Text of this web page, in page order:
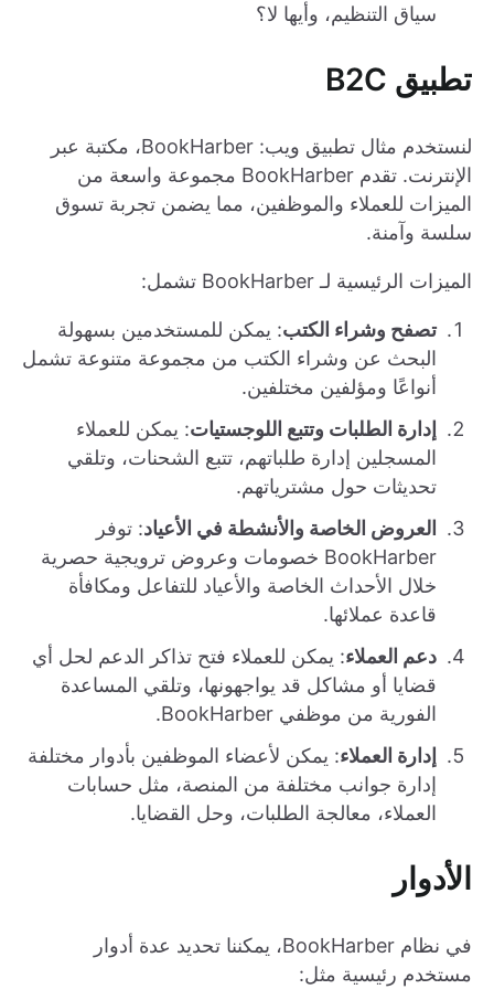
سياق التنظيم، وأيها لا؟
تطبيق B2C
لنستخدم مثال تطبيق ويب: BookHarber، مكتبة عبر
الإنترنت. تقدم BookHarber مجموعة واسعة من
الميزات للعملاء والموظفين، مما يضمن تجربة تسوق
سلسة وآمنة.
الميزات الرئيسية لـ BookHarber تشمل:
تصفح وشراء الكتب: يمكن للمستخدمين بسهولة
البحث عن وشراء الكتب من مجموعة متنوعة تشمل
أنواعًا ومؤلفين مختلفين.
إدارة الطلبات وتتبع اللوجستيات: يمكن للعملاء
المسجلين إدارة طلباتهم، تتبع الشحنات، وتلقي
تحديثات حول مشترياتهم.
العروض الخاصة والأنشطة في الأعياد: توفر
BookHarber خصومات وعروض ترويجية حصرية
خلال الأحداث الخاصة والأعياد للتفاعل ومكافأة
قاعدة عملائها.
دعم العملاء: يمكن للعملاء فتح تذاكر الدعم لحل أي
قضايا أو مشاكل قد يواجهونها، وتلقي المساعدة
الفورية من موظفي BookHarber.
إدارة العملاء: يمكن لأعضاء الموظفين بأدوار مختلفة
إدارة جوانب مختلفة من المنصة، مثل حسابات
العملاء، معالجة الطلبات، وحل القضايا.
الأدوار
في نظام BookHarber، يمكننا تحديد عدة أدوار
مستخدم رئيسية مثل: